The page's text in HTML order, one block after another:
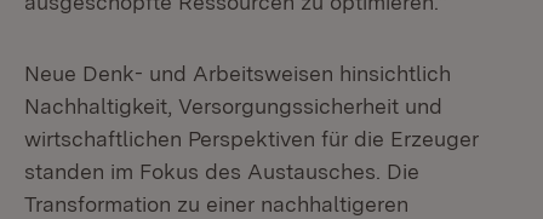
Neue Denk- und Arbeitsweisen hinsichtlich
Nachhaltigkeit, Versorgungssicherheit und
wirtschaftlichen Perspektiven für die Erzeuger
standen im Fokus des Austausches. Die
Transformation zu einer nachhaltigeren